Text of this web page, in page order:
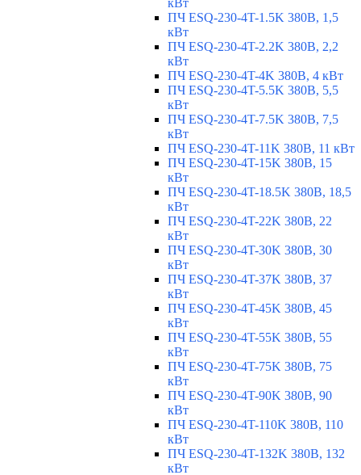
кВт
ПЧ ESQ-230-4T-1.5K 380В, 1,5
кВт
ПЧ ESQ-230-4T-2.2K 380В, 2,2
кВт
ПЧ ESQ-230-4T-4K 380В, 4 кВт
ПЧ ESQ-230-4T-5.5K 380В, 5,5
кВт
ПЧ ESQ-230-4T-7.5K 380В, 7,5
кВт
ПЧ ESQ-230-4T-11K 380В, 11 кВт
ПЧ ESQ-230-4T-15K 380В, 15
кВт
ПЧ ESQ-230-4T-18.5K 380В, 18,5
кВт
ПЧ ESQ-230-4T-22K 380В, 22
кВт
ПЧ ESQ-230-4T-30K 380В, 30
кВт
ПЧ ESQ-230-4T-37K 380В, 37
кВт
ПЧ ESQ-230-4T-45K 380В, 45
кВт
ПЧ ESQ-230-4T-55K 380В, 55
кВт
ПЧ ESQ-230-4T-75K 380В, 75
кВт
ПЧ ESQ-230-4T-90K 380В, 90
кВт
ПЧ ESQ-230-4T-110K 380В, 110
кВт
ПЧ ESQ-230-4T-132K 380В, 132
кВт